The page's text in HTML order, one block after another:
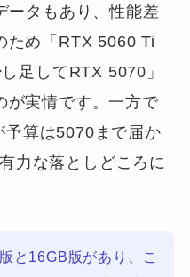
ータもあり、性能差
ため「RTX 5060 Ti
足してRTX 5070」
が実情です。一方で
予算は5070まで届か
力な落としどころに
と16GB版があり、こ